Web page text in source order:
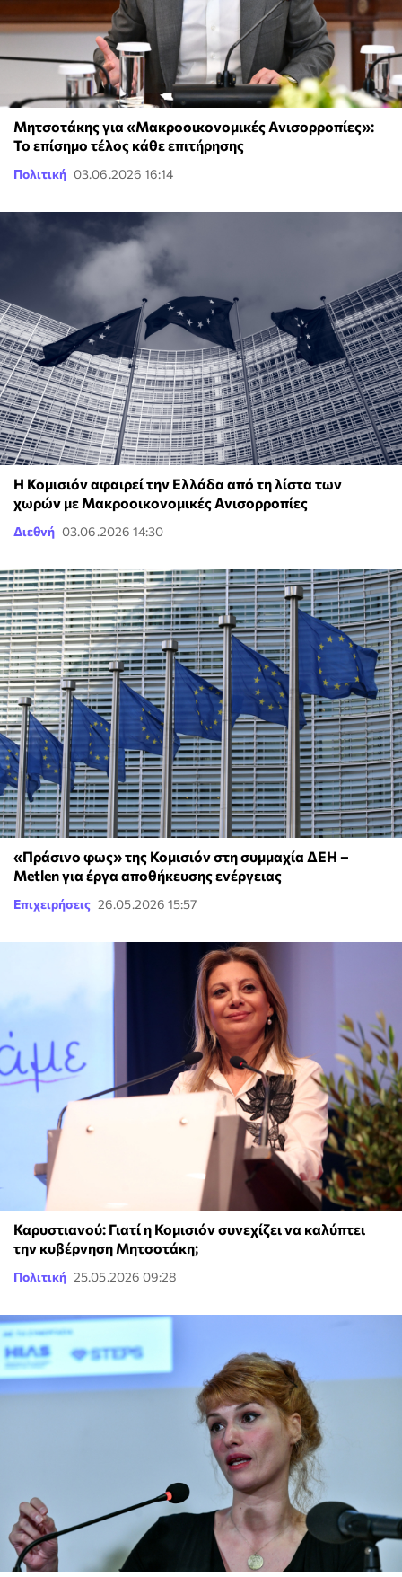
Μητσοτάκης για «Μακροοικονομικές Ανισορροπίες»:
Το επίσημο τέλος κάθε επιτήρησης
Πολιτική 03.06.2026 16:14
Η Κομισιόν αφαιρεί την Ελλάδα από τη λίστα των
χωρών με Μακροοικονομικές Ανισορροπίες
Διεθνή 03.06.2026 14:30
«Πράσινο φως» της Κομισιόν στη συμμαχία ΔΕΗ –
Metlen για έργα αποθήκευσης ενέργειας
Επιχειρήσεις 26.05.2026 15:57
Καρυστιανού: Γιατί η Κομισιόν συνεχίζει να καλύπτει
την κυβέρνηση Μητσοτάκη;
Πολιτική 25.05.2026 09:28